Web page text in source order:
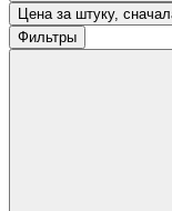
Цена за штуку,
Фильтры